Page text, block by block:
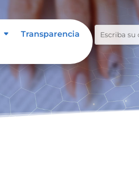
Transparencia